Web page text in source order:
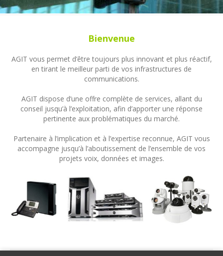
Bienvenue
AGIT vous permet d’être toujours plus innovant et plus réactif,
en tirant le meilleur parti de vos infrastructures de
communications.
AGIT dispose d’une offre complète de services, allant du
conseil jusqu’à l’exploitation, afin d’apporter une réponse
pertinente aux problématiques du marché.
Partenaire à l’implication et à l’expertise reconnue, AGIT vous
accompagne jusqu’à l’aboutissement de l’ensemble de vos
projets voix, données et images.